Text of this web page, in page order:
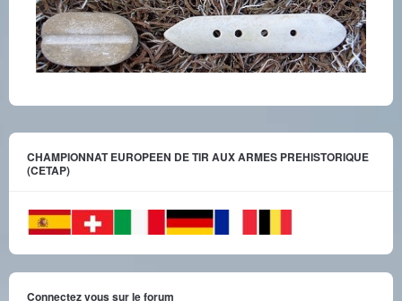
CHAMPIONNAT EUROPEEN DE TIR AUX ARMES PREHISTORIQUE
(CETAP)
Connectez vous sur le forum